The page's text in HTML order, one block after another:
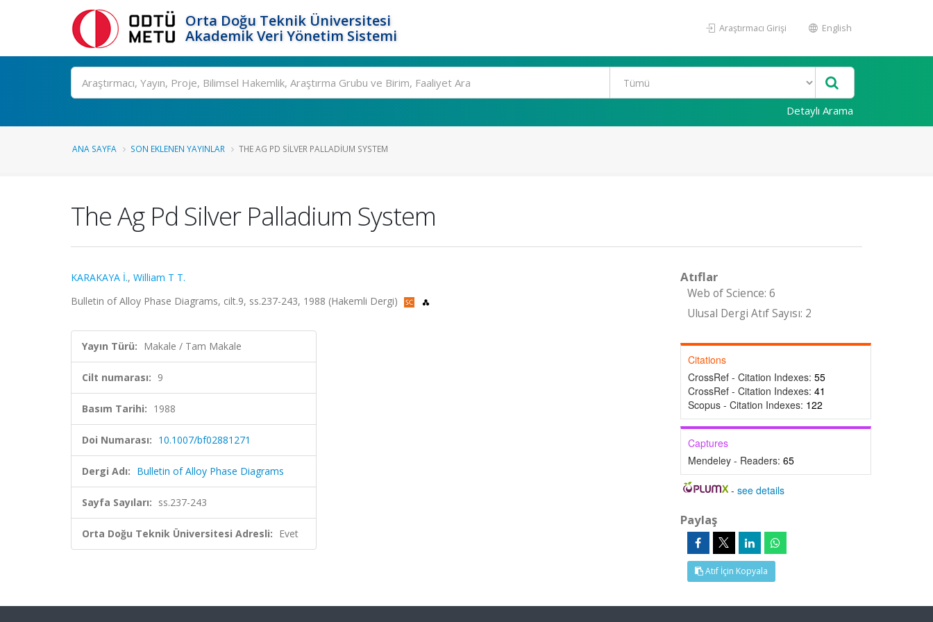
Orta Doğu Teknik Üniversitesi
Akademik Veri Yönetim Sistemi
Araştırmacı Girişi English
Ara
Detaylı Arama
ANA SAYFA SON EKLENEN YAYINLAR THE AG PD SILVER PALLADIUM SYSTEM
The Ag Pd Silver Palladium System
KARAKAYA İ., William T T.
Bulletin of Alloy Phase Diagrams, cilt.9, ss.237-243, 1988 (Hakemli Dergi)
Yayın Türü: Makale / Tam Makale
Cilt numarası: 9
Basım Tarihi: 1988
Doi Numarası: 10.1007/bf02881271
Dergi Adı: Bulletin of Alloy Phase Diagrams
Sayfa Sayıları: ss.237-243
Orta Doğu Teknik Üniversitesi Adresli: Evet
Atıflar
Web of Science: 6
Ulusal Dergi Atıf Sayısı: 2
Citations
CrossRef - Citation Indexes: 55
CrossRef - Citation Indexes: 41
Scopus - Citation Indexes: 122
Captures
Mendeley - Readers: 65
-see details
Paylaş
Atıf İçin Kopyala